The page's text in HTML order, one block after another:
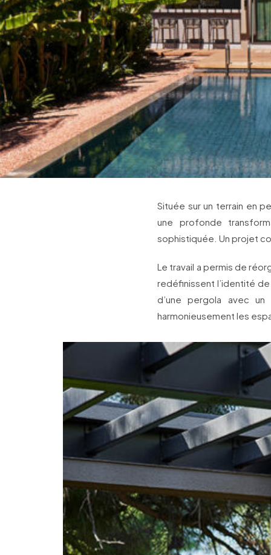
Située sur un terrain en
une profonde
sophistiquée. Un projet
Le travail a permis de
redéfinissent l’identité
d’une pergola avec
harmonieusement les